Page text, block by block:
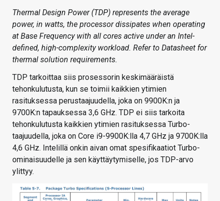
Thermal Design Power (TDP) represents the average
power, in watts, the processor dissipates when operating
at Base Frequency with all cores active under an Intel-
defined, high-complexity workload. Refer to Datasheet for
thermal solution requirements.
TDP tarkoittaa siis prosessorin keskimääräistä
tehonkulutusta, kun se toimii kaikkien ytimien
rasituksessa perustaajuudella, joka on 9900K:n ja
9700K:n tapauksessa 3,6 GHz. TDP ei siis tarkoita
tehonkulutusta kaikkien ytimien rasituksessa Turbo-
taajuudella, joka on Core i9-9900K:lla 4,7 GHz ja 9700K:lla
4,6 GHz. Intelillä onkin aivan omat spesifikaatiot Turbo-
ominaisuudelle ja sen käyttäytymiselle, jos TDP-arvo
ylittyy.